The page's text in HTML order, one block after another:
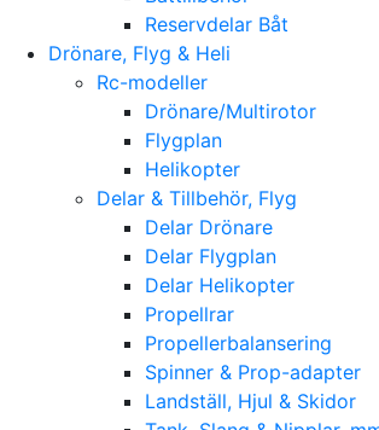
Reservdelar Båt
Drönare, Flyg & Heli
Rc-modeller
Drönare/Multirotor
Flygplan
Helikopter
Delar & Tillbehör, Flyg
Delar Drönare
Delar Flygplan
Delar Helikopter
Propellrar
Propellerbalansering
Spinner & Prop-adapter
Landställ, Hjul & Skidor